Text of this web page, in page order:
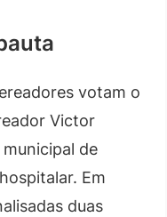
votam o
Victor
de
Em
duas